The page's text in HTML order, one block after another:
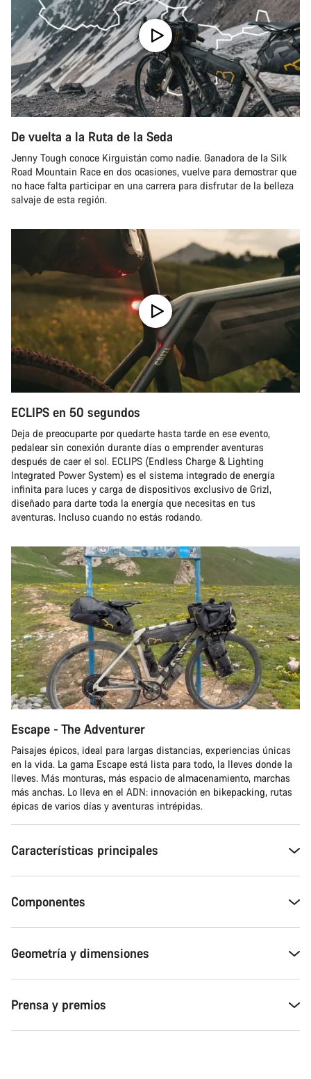
De vuelta a la Ruta de la Seda
Jenny Tough conoce Kirguistán como nadie. Ganadora de la Silk
Road Mountain Race en dos ocasiones, vuelve para demostrar que
no hace falta participar en una carrera para disfrutar de la belleza
salvaje de esta región.
ECLIPS en 50 segundos
Deja de preocuparte por quedarte hasta tarde en ese evento,
pedalear sin conexión durante días o emprender aventuras
después de caer el sol. ECLIPS (Endless Charge & Lighting
Integrated Power System) es el sistema integrado de energía
infinita para luces y carga de dispositivos exclusivo de Grizl,
diseñado para darte toda la energía que necesitas en tus
aventuras. Incluso cuando no estás rodando.
Escape - The Adventurer
Paisajes épicos, ideal para largas distancias, experiencias únicas
en la vida. La gama Escape está lista para todo, la lleves donde la
lleves. Más monturas, más espacio de almacenamiento, marchas
más anchas. Lo lleva en el ADN: innovación en bikepacking, rutas
épicas de varios días y aventuras intrépidas.
Características principales
Componentes
Geometría y dimensiones
Prensa y premios